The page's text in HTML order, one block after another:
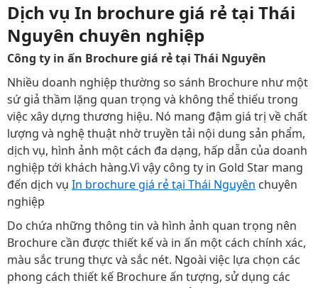
Dịch vụ In brochure giá rẻ tại Thái
Nguyên chuyên nghiệp
Công ty in ấn Brochure giá rẻ tại Thái Nguyên
Nhiều doanh nghiệp thường so sánh Brochure như một
sứ giả thầm lặng quan trọng và không thể thiếu trong
việc xây dựng thương hiệu. Nó mang đậm giá trị về chất
lượng và nghệ thuật nhờ truyền tải nội dung sản phẩm,
dịch vụ, hình ảnh một cách đa dạng, hấp dẫn của doanh
nghiệp tới khách hàng.Vì vậy công ty in Gold Star mang
đến dịch vụ In brochure giá rẻ tại Thái Nguyên chuyên
nghiệp
Do chứa những thông tin và hình ảnh quan trọng nên
Brochure cần được thiết kế và in ấn một cách chính xác,
màu sắc trung thực và sắc nét. Ngoài việc lựa chọn các
phong cách thiết kế Brochure ấn tượng, sử dụng các